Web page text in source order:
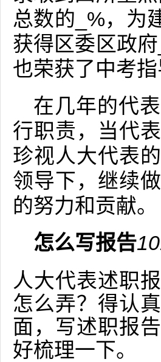
总数的_%，为
获得区委区政
也荣获了中考
在几年的代
行职责，当代
珍视人大代表
领导下，继续
的努力和贡献。
怎么写报告
人大代表述职
怎么弄？得认
面，写述职报
好梳理一下。